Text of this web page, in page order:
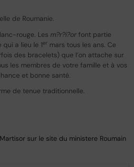
de Roumanie.
rouge. Les m?r?i?or font partie
qui a lieu le 1er mars tous les ans. Ce
des bracelets) que l’on attache sur
les membres de votre famille et à vos
et bonne santé.
de tenue traditionnelle.
sur le site du ministere Roumain